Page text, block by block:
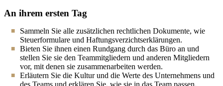
An ihrem ersten Tag
Sammeln Sie alle zusätzlichen rechtlichen Dokumente, wie
Steuerformulare und Haftungsverzichtserklärungen.
Bieten Sie ihnen einen Rundgang durch das Büro an und
stellen Sie sie den Teammitgliedern und anderen Mitgliedern
vor, mit denen sie zusammenarbeiten werden.
Erläutern Sie die Kultur und die Werte des Unternehmens und
des Teams und erklären Sie, wie sie in das Team passen.